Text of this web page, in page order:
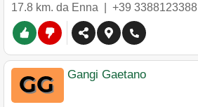
17.8 km. da Enna | +39 3388123388
Gangi Gaetano